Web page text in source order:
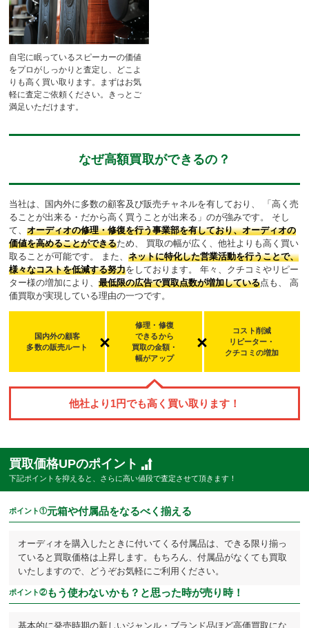
自宅に眠っているスピーカーの価値
をプロがしっかりと査定し、どこよ
りも高く買い取ります。まずはお気
軽に査定ご依頼ください。きっとご
満足いただけます。
なぜ高額買取ができるの？
当社は、国内外に多数の顧客及び販売チャネルを有しており、
「高く売
ることが出来る・だから高く買うことが出来る」のが強みです。
そし
て、オーディオの修理・修復を行う事業部を有しており、オーディオの
価値を高めることができるため、
買取の幅が広く、他社よりも高く買い
取ることが可能です。
また、ネットに特化した営業活動を行うことで、
様々なコストを低減する努力をしております。
年々、クチコミやリピー
ター様の増加により、最低限の広告で買取点数が増加している点も、
高
価買取が実現している理由の一つです。
国内外の顧客
多数の販売ルート
修理・修復
できるから
買取の金額・
幅がアップ
コスト削減
リピーター・
クチコミの増加
他社より 1円でも高く買い取ります！
買取価格UPのポイント
下記ポイントを抑えると、さらに高い値段で査定させて頂きます！
ポイント①元箱や付属品をなるべく揃える
オーディオを購入したときに付いてくる付属品は、できる限り揃っ
ていると買取価格は上昇します。もちろん、付属品がなくても買取
いたしますので、どうぞお気軽にご利用ください。
ポイント②もう使わないかも？と思った時が売り時！
基本的に発売時期の新しいジャンル・ブランド品ほど高価買取にな